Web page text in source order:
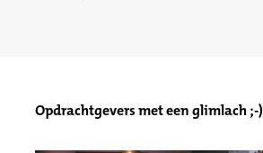
Opdrachtgevers met een glimlach ;-)